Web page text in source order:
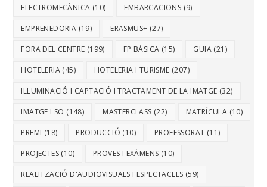
ELECTROMECÀNICA (10) EMBARCACIONS (9)
EMPRENEDORIA (19) ERASMUS+ (27)
FORA DEL CENTRE (199) FP BÀSICA (15) GUIA (21)
HOTELERIA (45) HOTELERIA I TURISME (207)
IL·LUMINACIÓ I CAPTACIÓ I TRACTAMENT DE LA IMATGE (32)
IMATGE I SO (148) MASTERCLASS (22) MATRÍCULA (10)
PREMI (18) PRODUCCIÓ (10) PROFESSORAT (11)
PROJECTES (10) PROVES I EXÀMENS (10)
REALITZACIÓ D'AUDIOVISUALS I ESPECTACLES (59)